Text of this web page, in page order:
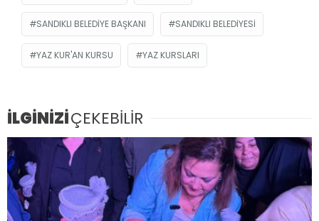
SANDIKLI BELEDIYE BAŞKANI SANDIKLI BELEDIYESI
YAZ KUR'AN KURSU YAZ KURSLARI
İLGİNİZİÇEKEBİLİR